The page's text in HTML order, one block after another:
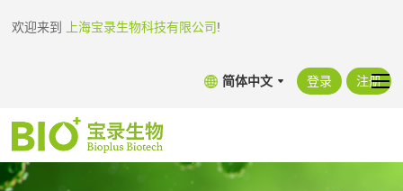
欢迎来到 上海宝录生物科技有限公司!
简体中文 登录 注册